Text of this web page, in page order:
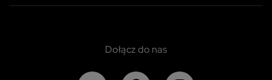
Dołącz do nas